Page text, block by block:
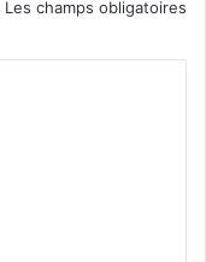
Les champs obligatoires